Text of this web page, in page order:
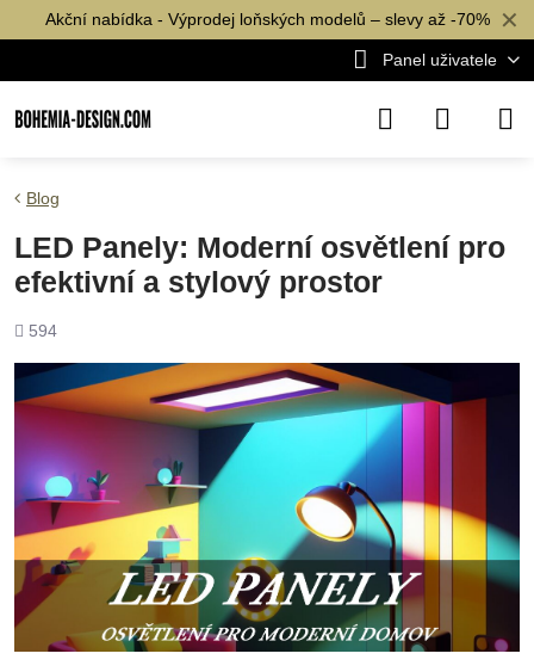
✕
Akční nabídka - Výprodej loňských modelů – slevy až -70%
Panel uživatele
Blog
LED Panely: Moderní osvětlení pro
efektivní a stylový prostor
Počet
594